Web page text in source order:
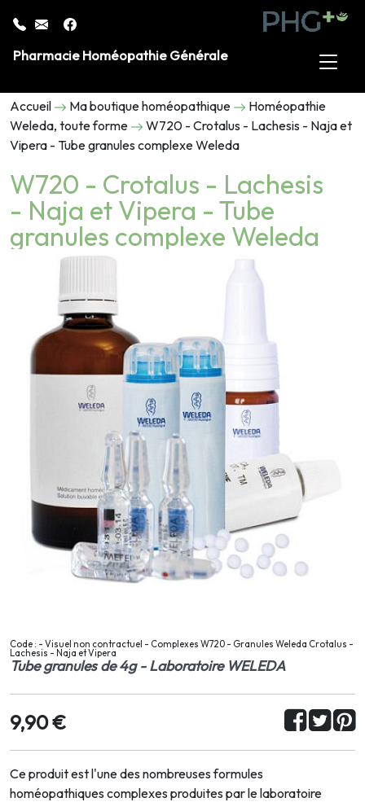
Pharmacie Homéopathie Générale
Accueil Ma boutique homéopathique
Homéopathie
Weleda, toute forme
W720 - Crotalus - Lachesis - Naja et
Vipera - Tube granules complexe Weleda
W720 - Crotalus - Lachesis
- Naja et Vipera - Tube
granules complexe Weleda
Code : - Visuel non contractuel - Complexes W720 - Granules Weleda Crotalus -
Lachesis - Naja et Vipera
Tube granules de 4g - Laboratoire WELEDA
9,90 €
Ce produit est l'une des nombreuses formules
homéopathiques complexes produites par le laboratoire